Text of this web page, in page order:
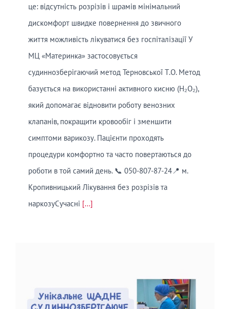
це: відсутність розрізів і шрамів мінімальний
дискомфорт швидке повернення до звичного
життя можливість лікуватися без госпіталізації У
МЦ «Материнка» застосовується
судиннозберігаючий метод Терновської Т.О. Метод
базується на використанні активного кисню (H₂O₂),
який допомагає відновити роботу венозних
клапанів, покращити кровообіг і зменшити
симптоми варикозу. Пацієнти проходять
процедури комфортно та часто повертаються до
роботи в той самий день. 📞 050-807-87-24📍 м.
Кропивницький Лікування без розрізів та
наркозуСучасні [...]